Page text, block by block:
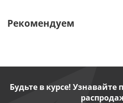
Рекомендуем
Будьте в курсе!